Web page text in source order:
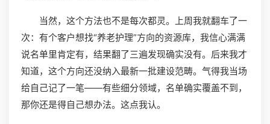
当然，这个方法也不是每次都灵。上周我就翻车了一
次：有个客户想找“养老护理”方向的资源库，我信心满满
说名单里肯定有，结果翻了三遍发现确实没有。后来我才
知道，这个方向还没纳入最新一批建设范畴。气得我当场
给自己记了一笔——有些细分领域，名单确实覆盖不到，
那你还是得自己想办法。这点我认。